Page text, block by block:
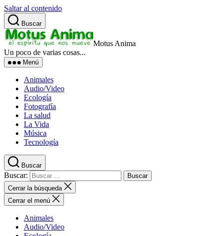
Saltar al contenido
Buscar
Motus Anima
Un poco de varias cosas...
Menú
Animales
Audio/Video
Ecología
Fotografía
La salud
La Vida
Música
Tecnología
Buscar
Buscar:
Cerrar la búsqueda
Cerrar el menú
Animales
Audio/Video